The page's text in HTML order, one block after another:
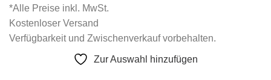
*Alle Preise inkl. MwSt.
Kostenloser Versand
Verfügbarkeit und Zwischenverkauf vorbehalten.
Zur Auswahl hinzufügen